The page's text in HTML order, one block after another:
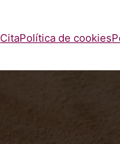
CitaPolítica de cookies